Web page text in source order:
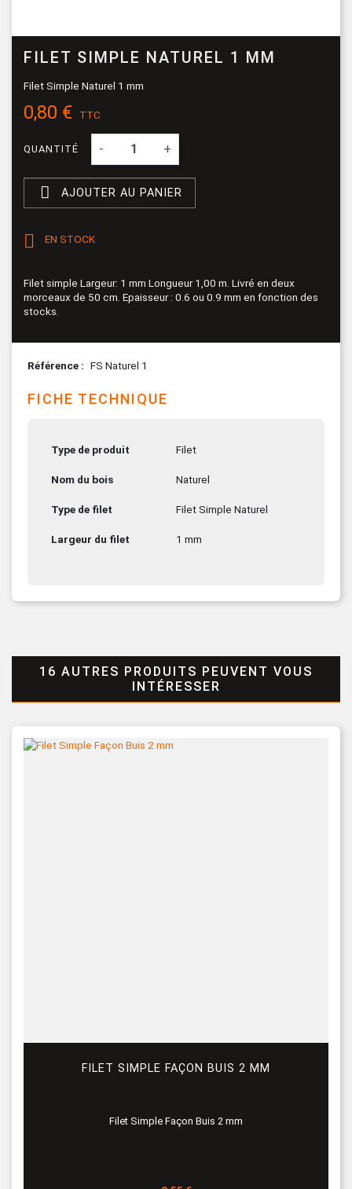
FILET SIMPLE NATUREL 1 MM
Filet Simple Naturel 1 mm
0,80 € TTC
QUANTITÉ - +
 AJOUTER AU PANIER
 EN STOCK
Filet simple Largeur: 1 mm Longueur 1,00 m. Livré en deux
morceaux de 50 cm. Epaisseur : 0.6 ou 0.9 mm en fonction des
stocks.
Référence FS Naturel 1
FICHE TECHNIQUE
Type de produit Filet
Nom du bois Naturel
Type de filet Filet Simple Naturel
Largeur du filet 1 mm
16 AUTRES PRODUITS PEUVENT VOUS
INTÉRESSER
FILET SIMPLE FAÇON BUIS 2 MM
Filet Simple Façon Buis 2 mm